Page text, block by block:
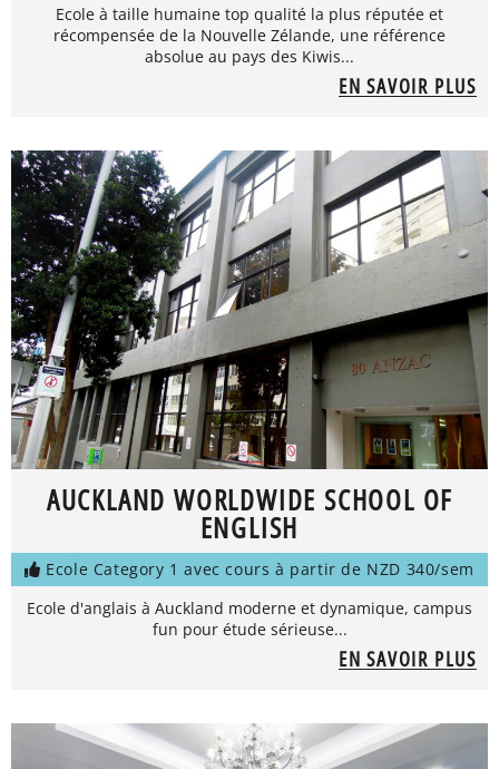
Ecole à taille humaine top qualité la plus réputée et
récompensée de la Nouvelle Zélande, une référence
absolue au pays des Kiwis...
EN SAVOIR PLUS
AUCKLAND WORLDWIDE SCHOOL OF
ENGLISH
Ecole Category 1 avec cours à partir de NZD 340/sem
Ecole d'anglais à Auckland moderne et dynamique, campus
fun pour étude sérieuse...
EN SAVOIR PLUS